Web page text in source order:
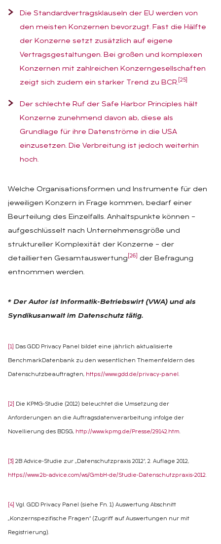
Die Standardvertragsklauseln der EU werden von
den meisten Konzernen bevorzugt. Fast die Hälfte
der Konzerne setzt zusätzlich auf eigene
Vertragsgestaltungen. Bei großen und komplexen
Konzernen mit zahlreichen Konzerngesellschaften
zeigt sich zudem ein starker Trend zu BCR. [25]
Der schlechte Ruf der Safe Harbor Principles hält
Konzerne zunehmend davon ab, diese als
Grundlage für ihre Datenströme in die USA
einzusetzen. Die Verbreitung ist jedoch weiterhin
hoch.
Welche Organisationsformen und Instrumente für den
jeweiligen Konzern in Frage kommen, bedarf einer
Beurteilung des Einzelfalls. Anhaltspunkte können –
aufgeschlüsselt nach Unternehmensgröße und
struktureller Komplexität der Konzerne – der
detaillierten Gesamtauswertung [26]
der Befragung
entnommen werden.
* Der Autor ist Informatik-Betriebswirt (VWA) und als
Syndikusanwalt im Datenschutz tätig.
[1] Das GDD Privacy Panel bildet eine jährlich aktualisierte
BenchmarkDatenbank zu den wesentlichen Themenfeldern des
Datenschutzbeauftragten, https://www.gdd.de/privacy-panel.
[2] Die KPMG-Studie (2012) beleuchtet die Umsetzung der
Anforderungen an die Auftragsdatenverarbeitung infolge der
Novellierung des BDSG, http://www.kpmg.de/Presse/29142.htm.
[3] 2B Advice-Studie zur „Datenschutzpraxis 2012“, 2. Auflage 2012,
https://www.2b-advice.com/ws/GmbH-de/Studie-Datenschutzpraxis-2012.
[4] Vgl. GDD Privacy Panel (siehe Fn. 1) Auswertung Abschnitt
„Konzernspezifische Fragen“ (Zugriff auf Auswertungen nur mit
Registrierung).